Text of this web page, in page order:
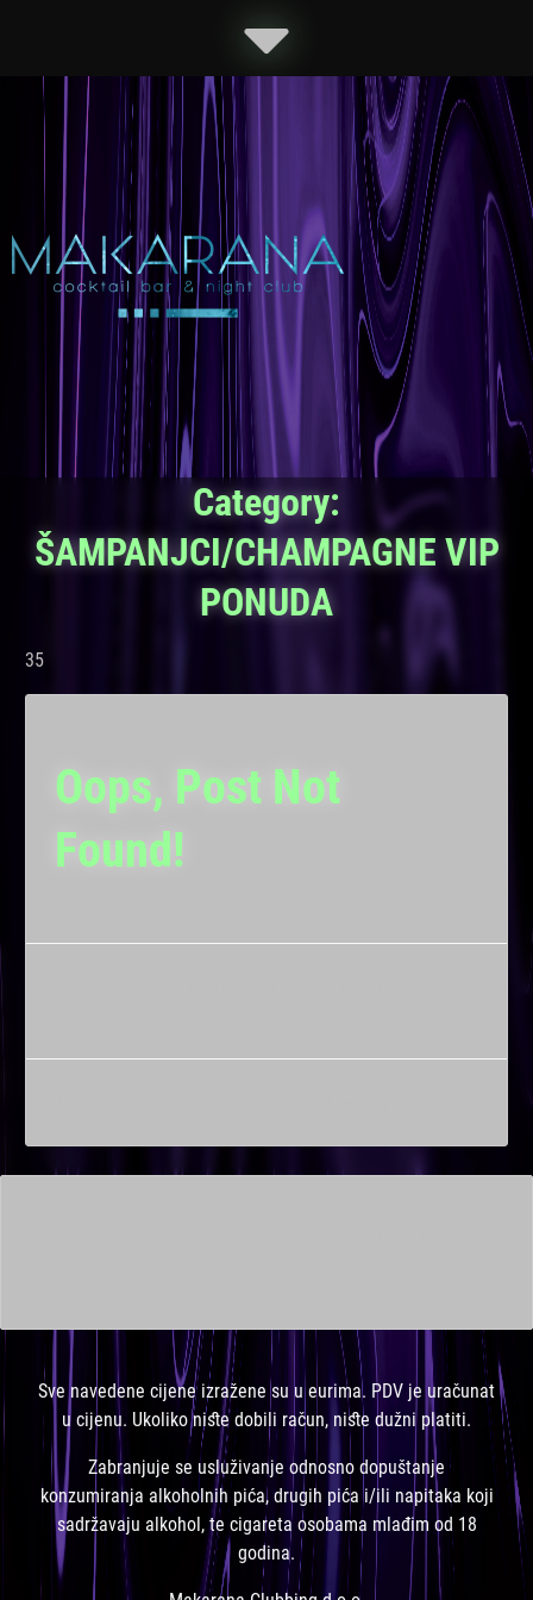
Category:
ŠAMPANJCI/CHAMPAGNE VIP
PONUDA
35
Oops, Post Not
Found!
Sve navedene cijene izražene su u eurima. PDV je uračunat
u cijenu. Ukoliko niste dobili račun, niste dužni platiti.
Zabranjuje se usluživanje odnosno dopuštanje
konzumiranja alkoholnih pića, drugih pića i/ili napitaka koji
sadržavaju alkohol, te cigareta osobama mlađim od 18
godina.